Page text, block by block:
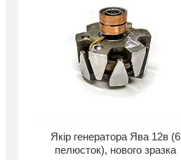
Якір генератора Ява 12в (6
пелюсток), нового зразка